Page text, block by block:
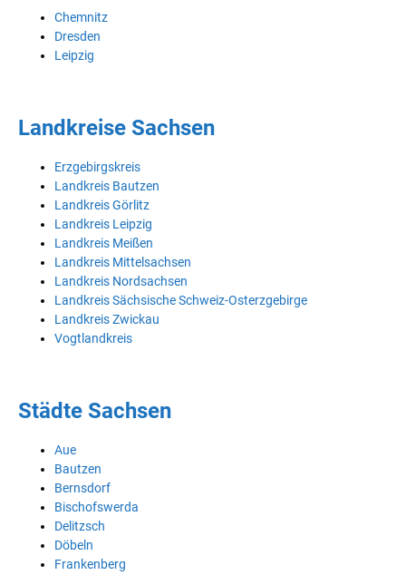
Chemnitz
Dresden
Leipzig
Landkreise Sachsen
Erzgebirgskreis
Landkreis Bautzen
Landkreis Görlitz
Landkreis Leipzig
Landkreis Meißen
Landkreis Mittelsachsen
Landkreis Nordsachsen
Landkreis Sächsische Schweiz-Osterzgebirge
Landkreis Zwickau
Vogtlandkreis
Städte Sachsen
Aue
Bautzen
Bernsdorf
Bischofswerda
Delitzsch
Döbeln
Frankenberg